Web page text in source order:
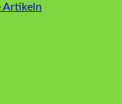
Artikeln